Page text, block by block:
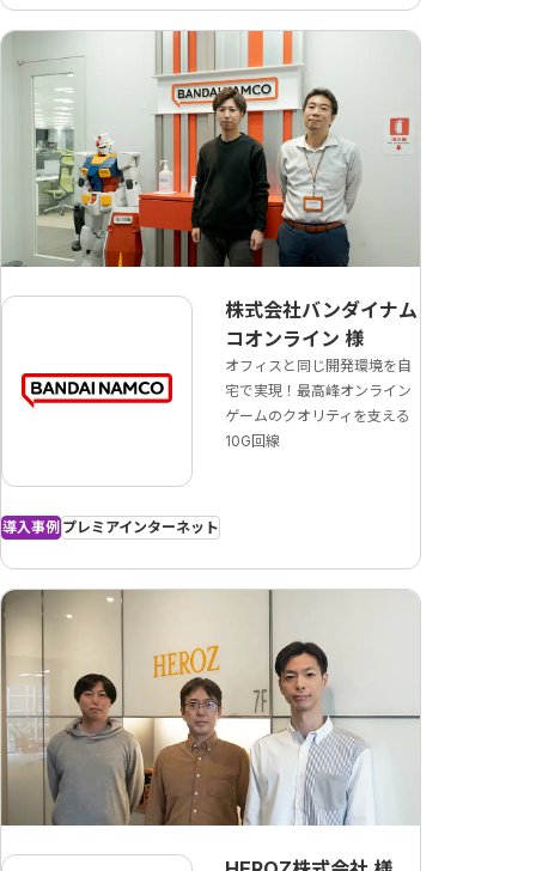
株式会社バンダイナム
コオンライン 様
オフィスと同じ開発環境を自
宅で実現！最高峰オンライン
ゲームのクオリティを支える
10G回線
導入事例 プレミアインターネット